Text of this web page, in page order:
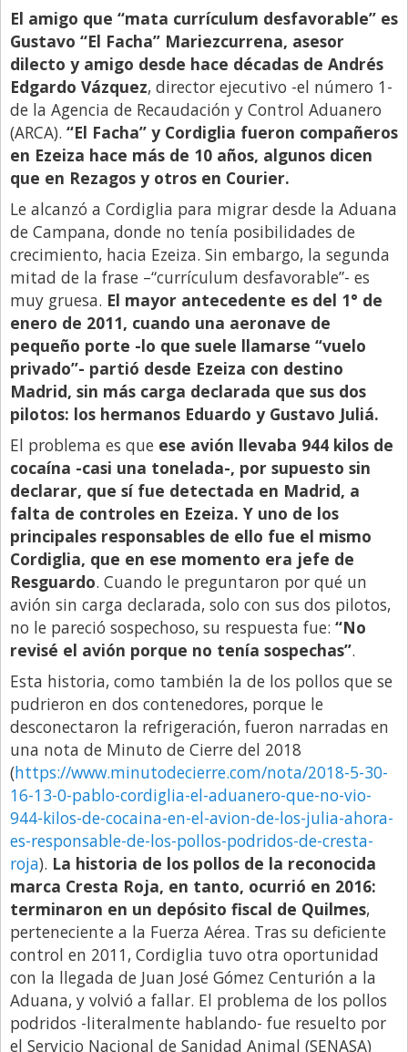
El amigo que “mata currículum desfavorable” es
Gustavo “El Facha” Mariezcurrena, asesor
dilecto y amigo desde hace décadas de Andrés
Edgardo Vázquez, director ejecutivo -el número 1-
de la Agencia de Recaudación y Control Aduanero
(ARCA). “El Facha” y Cordiglia fueron compañeros
en Ezeiza hace más de 10 años, algunos dicen
que en Rezagos y otros en Courier.
Le alcanzó a Cordiglia para migrar desde la Aduana
de Campana, donde no tenía posibilidades de
crecimiento, hacia Ezeiza. Sin embargo, la segunda
mitad de la frase –“currículum desfavorable”- es
muy gruesa. El mayor antecedente es del 1° de
enero de 2011, cuando una aeronave de
pequeño porte -lo que suele llamarse “vuelo
privado”- partió desde Ezeiza con destino
Madrid, sin más carga declarada que sus dos
pilotos: los hermanos Eduardo y Gustavo Juliá.
El problema es que ese avión llevaba 944 kilos de
cocaína -casi una tonelada-, por supuesto sin
declarar, que sí fue detectada en Madrid, a
falta de controles en Ezeiza. Y uno de los
principales responsables de ello fue el mismo
Cordiglia, que en ese momento era jefe de
Resguardo. Cuando le preguntaron por qué un
avión sin carga declarada, solo con sus dos pilotos,
no le pareció sospechoso, su respuesta fue: “No
revisé el avión porque no tenía sospechas”.
Esta historia, como también la de los pollos que se
pudrieron en dos contenedores, porque le
desconectaron la refrigeración, fueron narradas en
una nota de Minuto de Cierre del 2018
(https://www.minutodecierre.com/nota/2018-5-30-
16-13-0-pablo-cordiglia-el-aduanero-que-no-vio-
944-kilos-de-cocaina-en-el-avion-de-los-julia-ahora-
es-responsable-de-los-pollos-podridos-de-cresta-
roja). La historia de los pollos de la reconocida
marca Cresta Roja, en tanto, ocurrió en 2016:
terminaron en un depósito fiscal de Quilmes,
perteneciente a la Fuerza Aérea. Tras su deficiente
control en 2011, Cordiglia tuvo otra oportunidad
con la llegada de Juan José Gómez Centurión a la
Aduana, y volvió a fallar. El problema de los pollos
podridos -literalmente hablando- fue resuelto por
el Servicio Nacional de Sanidad Animal (SENASA)